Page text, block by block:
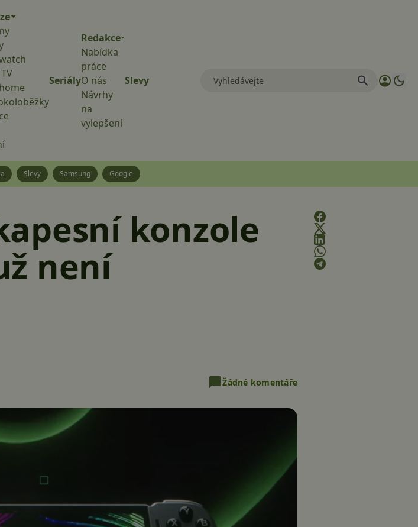
Seriály
Redakce
Nabídka
práce
O nás
Návrhy
na
vylepšení
Slevy
Slevy Samsung Google
konzole
není
Žádné komentáře